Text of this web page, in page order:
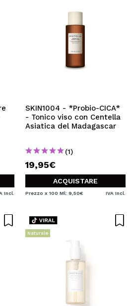
Incl.
SKIN1004 - *Probio-CICA*
- Tonico viso con Centella
Asiatica del Madagascar
(1)
19,95€
ACQUISTARE
Prezzo x 100 Ml: 9,50€ IVA Incl.
Naturale